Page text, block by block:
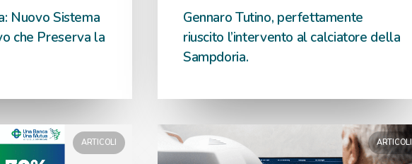
Nuovo Sistema
che Preserva la
Gennaro Tutino, perfettamente
riuscito l’intervento al calciatore della
Sampdoria.
ARTICOLI ARTICOLI